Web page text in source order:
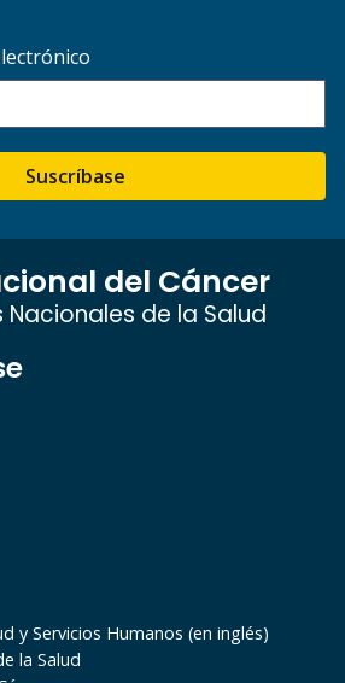
Suscríbase
del Cáncer
de la Salud
y Servicios Humanos (en inglés)
la Salud